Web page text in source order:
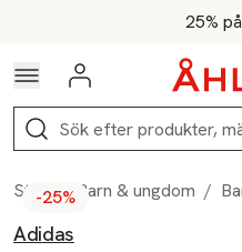
Hoppa till navigationsmenyn
25%
För
Logga in
Sök
Start / Barn & ungdom /
Produktbilder
Hoppa över bildspelet
-25%
Adidas
Produktinformation